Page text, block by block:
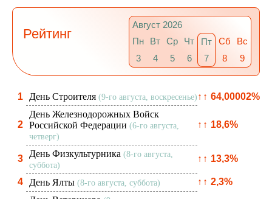
Рейтинг
Август 2026
Пн
Вт Ср Чт Пт Сб
Вс
3
4 5 6 7 8 9
1 День Строителя (9-го августа, воскресенье) ↑ ↑ 64,00002%
2
День Железнодорожных Войск
Российской Федерации (6-го августа,
четверг)
↑ ↑ 18,6%
3 День Физкультурника (8-го августа,
суббота)
↑ ↑ 13,3%
4 День Ялты (8-го августа, суббота) ↑ ↑ 2,3%